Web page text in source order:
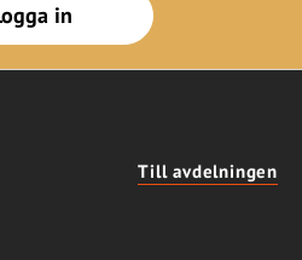
in
Till avdelningen